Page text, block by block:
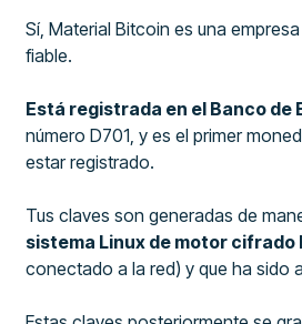
Sí, Material Bitcoin es una
fiable.
Está registrada en el Banco de
número D701, y es el primer
estar registrado.
Tus claves son generadas de
sistema Linux de motor cifrado
conectado a la red) y que ha sido